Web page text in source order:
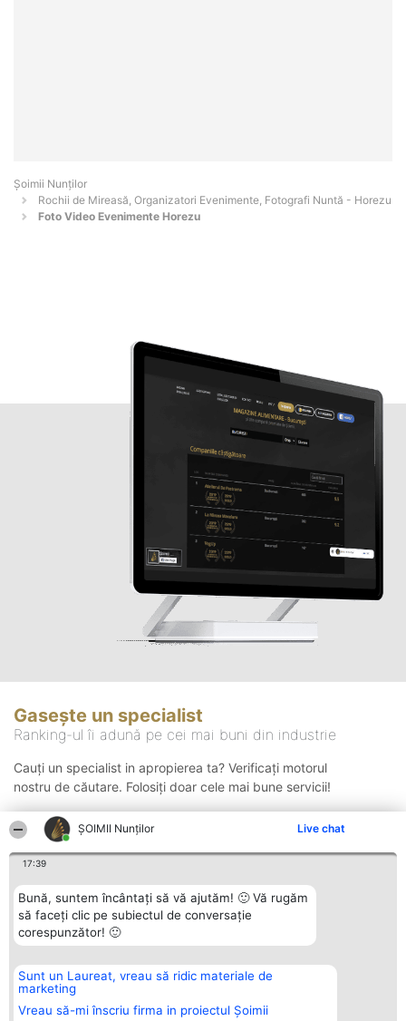
ȘOIMII Nunților Live chat
17:39
Bună, suntem încântați să vă ajutăm! 🙂 Vă rugăm
să faceți clic pe subiectul de conversație
corespunzător! 🙂
Sunt un Laureat, vreau să ridic materiale de
marketing
Vreau să-mi înscriu firma in proiectul Șoimii
Șoimii Nunților
Rochii de Mireasă, Organizatori Evenimente, Fotografi Nuntă - Horezu
Foto Video Evenimente Horezu
Gasește un specialist
Ranking-ul îi adună pe cei mai buni din industrie
Cauți un specialist in apropierea ta? Verificați motorul
nostru de căutare. Folosiți doar cele mai bune servicii!
Organizator Ranking
BRIGHT SOLUTIONS BR SRL
Aleea Timisul De Sus 2 Bl. A30
Sc. A Et. 4 Ap. 13 Cod 061952
Plebiscyt
Lista Tuturor
Laureaților
Contact